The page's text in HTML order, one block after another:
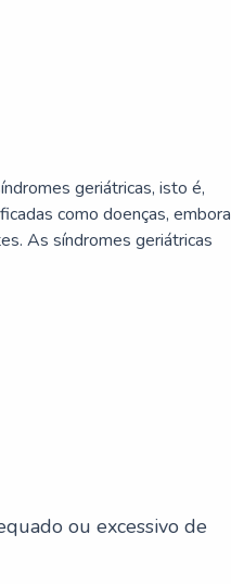
geriátricas, isto é,
como doenças, embora
As síndromes geriátricas
ou excessivo de